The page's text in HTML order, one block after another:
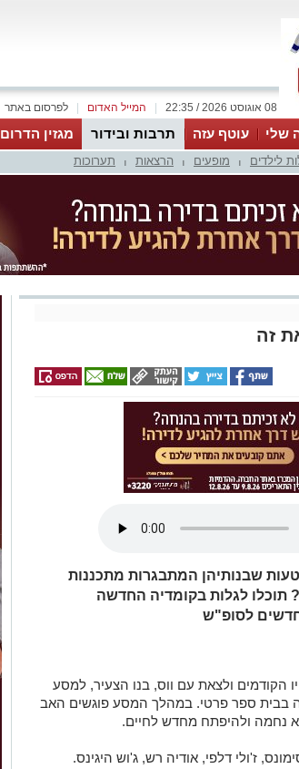
לפרסום באתר המייל האדום 08 אוגוסט 2026 / 22:35
שלי עוטף עזה תרבות ובידור מגזין הדרום
לילדים מופעים הרצאות תערוכות
זה
שבנותיהן המתבגרות מתכננות
תוכלו לגלות בקומדיה החדשה
לסופ"ש
הקודמים ולצאת עם ווס, בנו הצעיר, למסע
בבית ספר פרטי. במהלך המסע פוגשים האב
נחמה ולהיפתח מחדש לחיים.
ז'ולי דלפי, אודיה רש, ג'וש היגינס.